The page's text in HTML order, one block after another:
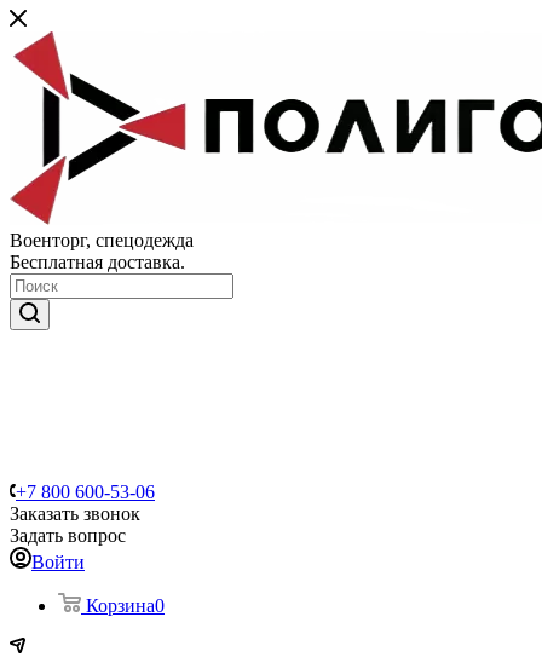
Военторг, спецодежда
Бесплатная доставка.
+7 800 600-53-06
Заказать звонок
Задать вопрос
Войти
Корзина0